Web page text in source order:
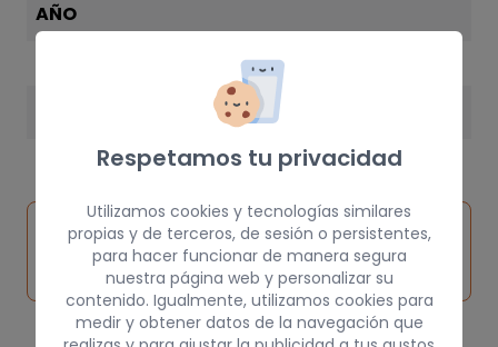
AÑO
Inspeccionar
vehículo de
Solicitar
pieza
Consultar
por
Respetamos tu privacidad
Utilizamos cookies y tecnologías similares
propias y de terceros, de sesión o persistentes,
para hacer funcionar de manera segura
nuestra página web y personalizar su
contenido. Igualmente, utilizamos cookies para
medir y obtener datos de la navegación que